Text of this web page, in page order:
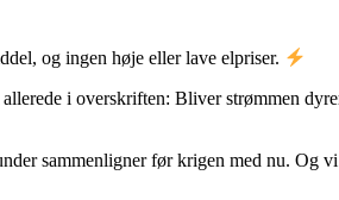
og ingen høje eller lave elpriser.
i overskriften: Bliver strømmen
sammenligner før krigen med nu. Og vi